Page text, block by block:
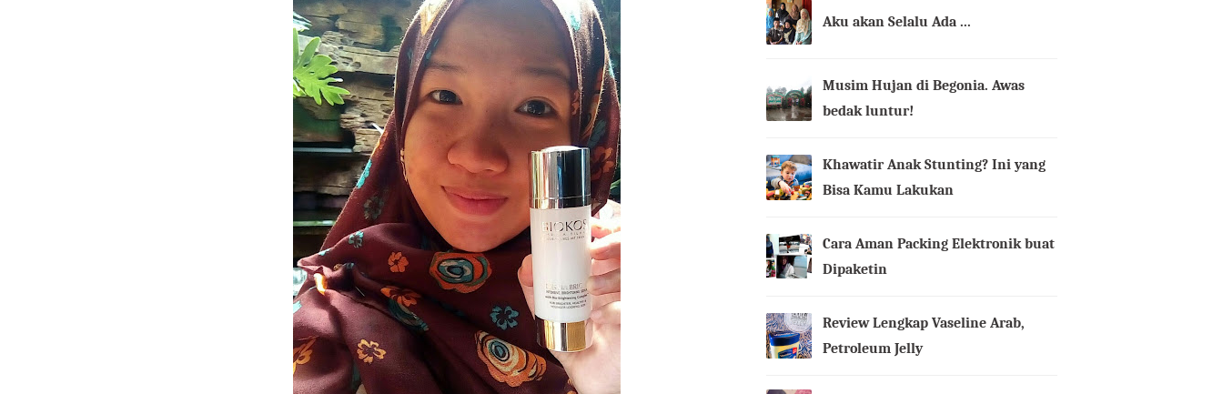
Aku akan Selalu Ada ...
Musim Hujan di Begonia. Awas
bedak luntur!
Khawatir Anak Stunting? Ini yang
Bisa Kamu Lakukan
Cara Aman Packing Elektronik buat
Dipaketin
Review Lengkap Vaseline Arab,
Petroleum Jelly